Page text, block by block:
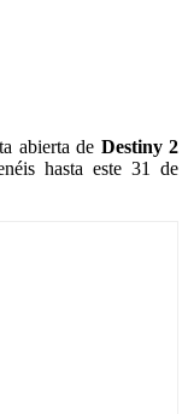
abierta de Destiny 2
hasta este 31 de